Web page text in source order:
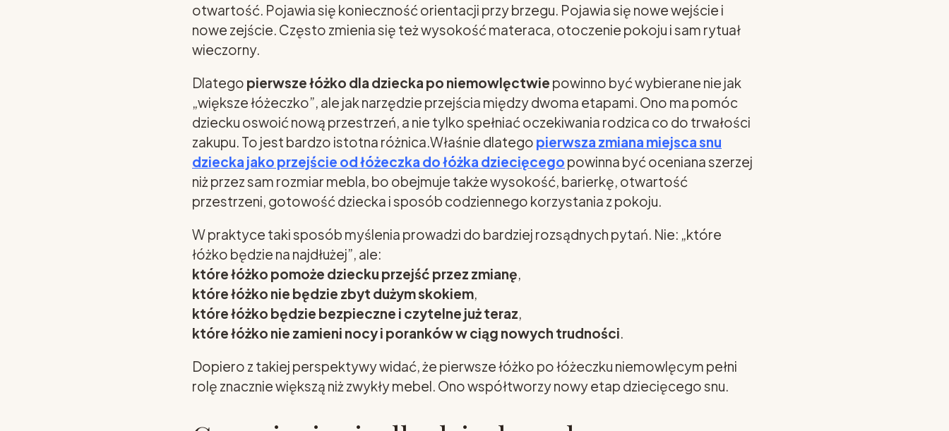
otwartość. Pojawia się konieczność orientacji przy brzegu. Pojawia się nowe wejście i
nowe zejście. Często zmienia się też wysokość materaca, otoczenie pokoju i sam rytuał
wieczorny.
Dlatego pierwsze łóżko dla dziecka po niemowlęctwie powinno być wybierane nie jak
„większe łóżeczko”, ale jak narzędzie przejścia między dwoma etapami. Ono ma pomóc
dziecku oswoić nową przestrzeń, a nie tylko spełniać oczekiwania rodzica co do trwałości
zakupu. To jest bardzo istotna różnica.Właśnie dlatego pierwsza zmiana miejsca snu
dziecka jako przejście od łóżeczka do łóżka dziecięcego powinna być oceniana szerzej
niż przez sam rozmiar mebla, bo obejmuje także wysokość, barierkę, otwartość
przestrzeni, gotowość dziecka i sposób codziennego korzystania z pokoju.
W praktyce taki sposób myślenia prowadzi do bardziej rozsądnych pytań. Nie: „które
łóżko będzie na najdłużej”, ale:
które łóżko pomoże dziecku przejść przez zmianę,
które łóżko nie będzie zbyt dużym skokiem,
które łóżko będzie bezpieczne i czytelne już teraz,
które łóżko nie zamieni nocy i poranków w ciąg nowych trudności.
Dopiero z takiej perspektywy widać, że pierwsze łóżko po łóżeczku niemowlęcym pełni
rolę znacznie większą niż zwykły mebel. Ono współtworzy nowy etap dziecięcego snu.